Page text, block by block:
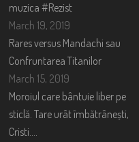
muzica #Rezist
March 19, 2019
Rares versus Mandachi sau
Confruntarea Titanilor
March 15, 2019
Moroiul care bântuie liber pe
sticlă. Tare urât îmbătrânești,
Cristi….